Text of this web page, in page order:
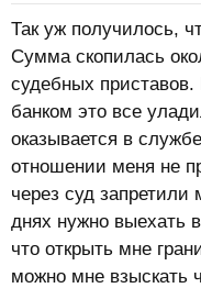
е
м
ы
ч
а
л
а
Так уж получилось,
Сумма скопилась
судебных приставов.
банком это все
оказывается в
отношении меня не
через суд
днях нужно выехать
что открыть мне
можно мне взыскать